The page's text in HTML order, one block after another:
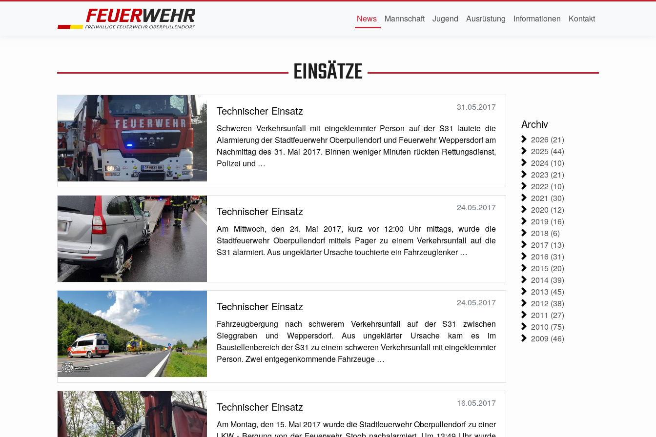
News Mannschaft Jugend Ausrüstung Informationen Kontakt
EINSÄTZE
Technischer Einsatz
31.05.2017
Schweren Verkehrsunfall mit eingeklemmter Person auf der S31 lautete die
Alarmierung der Stadtfeuerwehr Oberpullendorf und Feuerwehr Weppersdorf am
Nachmittag des 31. Mai 2017. Binnen weniger Minuten rückten Rettungsdienst,
Polizei und …
Technischer Einsatz
24.05.2017
Am Mittwoch, den 24. Mai 2017, kurz vor 12:00 Uhr mittags, wurde die
Stadtfeuerwehr Oberpullendorf mittels Pager zu einem Verkehrsunfall auf die
S31 alarmiert. Aus ungeklärter Ursache touchierte ein Fahrzeuglenker …
Technischer Einsatz
24.05.2017
Fahrzeugbergung nach schwerem Verkehrsunfall auf der S31 zwischen
Sieggraben und Weppersdorf. Aus ungeklärter Ursache kam es im
Baustellenbereich der S31 zu einem schweren Verkehrsunfall mit eingeklemmter
Person. Zwei entgegenkommende Fahrzeuge …
Technischer Einsatz
16.05.2017
Am Montag, den 15. Mai 2017 wurde die Stadtfeuerwehr Oberpullendorf zu einer
Archiv
2026 (21)
2025 (44)
2024 (10)
2023 (21)
2022 (10)
2021 (30)
2020 (12)
2019 (16)
2018 (6)
2017 (13)
2016 (31)
2015 (20)
2014 (39)
2013 (45)
2012 (38)
2011 (27)
2010 (75)
2009 (46)